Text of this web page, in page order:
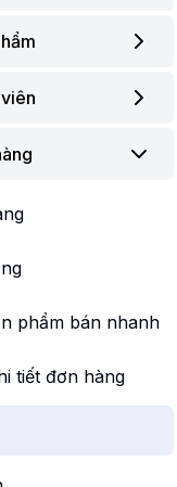
tin tài khoản
trắc học
PIN
và Giao diện
hàng
cửa hàng
hưởng
dịch vụ
hàng
hàng
phẩm
trạng thái sản
trò nhân viên
thái nhân viên
khỏi cửa hàng
phẩm bán nhanh
tiết đơn hàng